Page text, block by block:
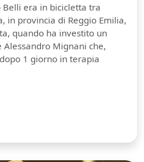
Belli era in bicicletta tra
in provincia di Reggio Emilia,
quando ha investito un
Mignani che,
1 giorno in terapia